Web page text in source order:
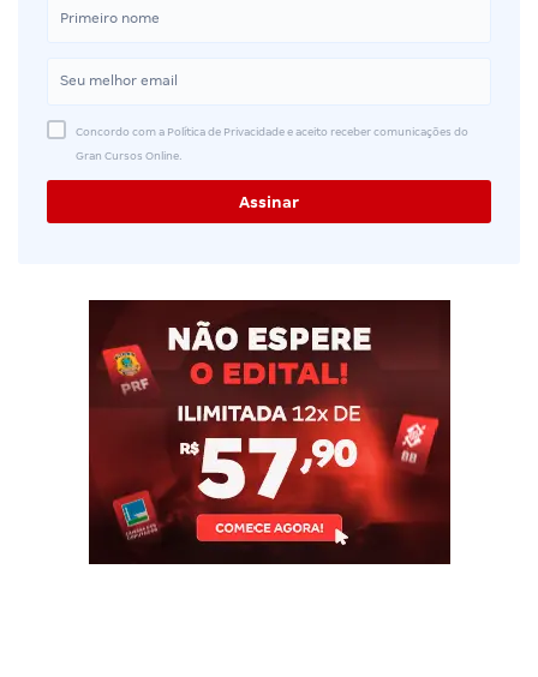
Concordo com a Política de Privacidade e aceito receber comunicações do
Gran Cursos Online.